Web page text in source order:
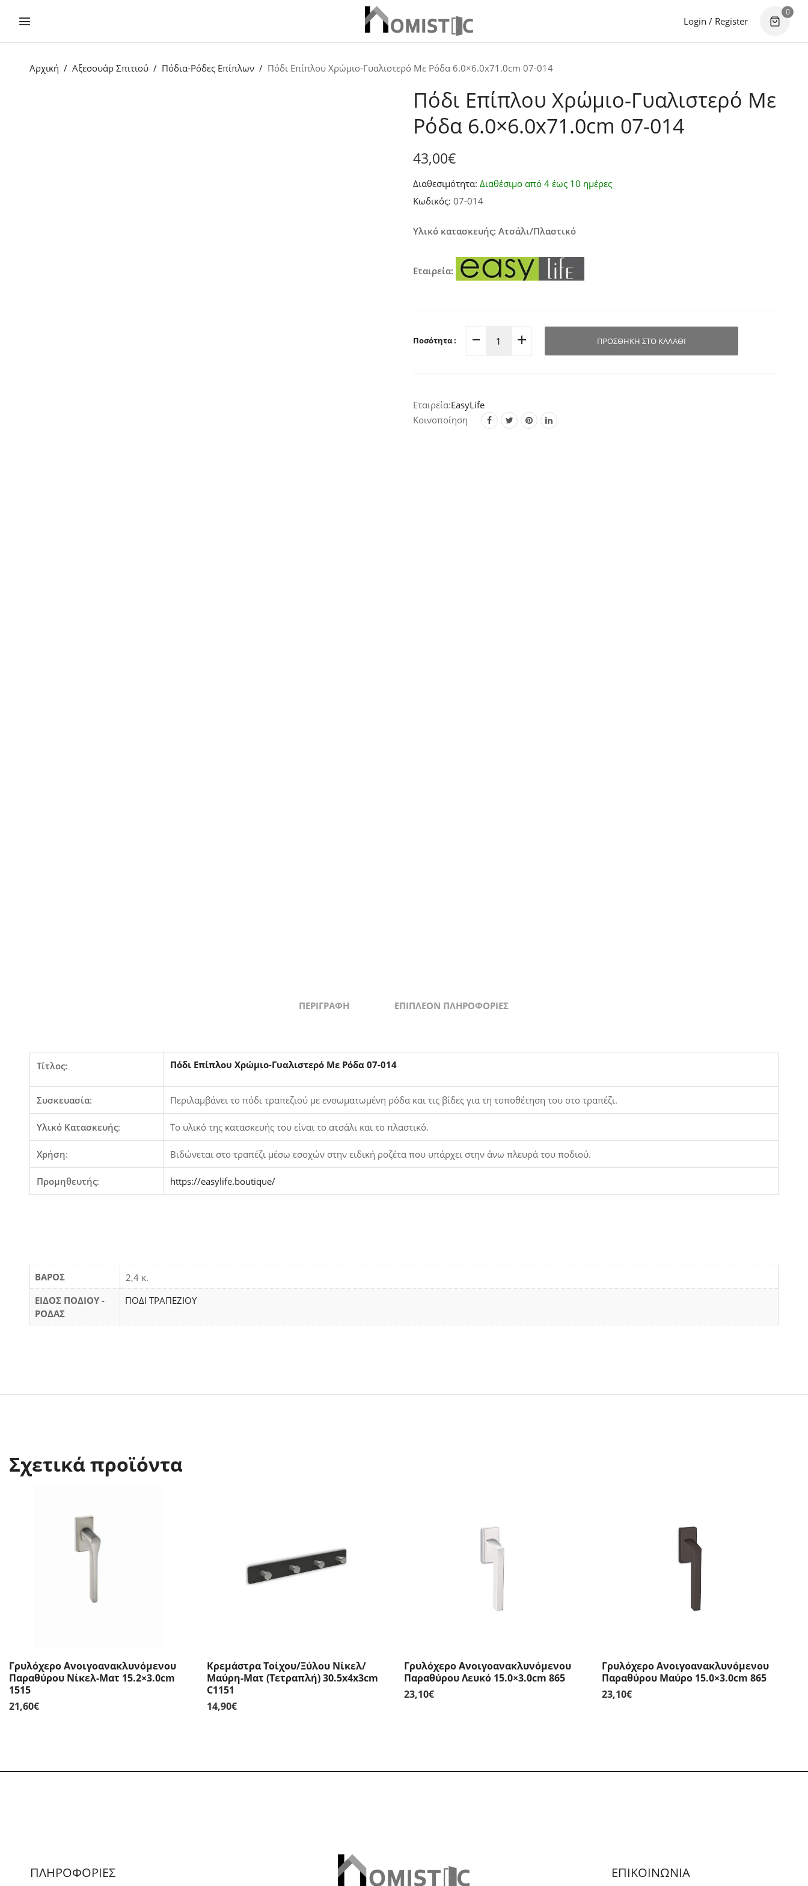
Login / Register
0
Αρχική Αξεσουάρ Σπιτιού Πόδια-Ρόδες Επίπλων Πόδι Επίπλου Χρώμιο-Γυαλιστερό Με Ρόδα 6.0×6.0x71.0cm 07-014
Πόδι Επίπλου Χρώμιο-Γυαλιστερό Με
Ρόδα 6.0×6.0x71.0cm 07-014
43,00€
Διαθεσιμότητα: Διαθέσιμο από 4 έως 10 ημέρες
Κωδικός: 07-014
Υλικό κατασκευής: Ατσάλι/Πλαστικό
Εταιρεία:
Ποσότητα :
Πόδι
Ρόδα
ΠΡΟΣΘΉΚΗ ΣΤΟ ΚΑΛΆΘΙ
EasyLife
Κοινοποίηση
ΠΕΡΙΓΡΑΦΉ ΕΠΙΠΛΈΟΝ ΠΛΗΡΟΦΟΡΊΕΣ
Τίτλος: Πόδι Επίπλου Χρώμιο-Γυαλιστερό Με Ρόδα 07-014
Συσκευασία: Περιλαμβάνει το πόδι τραπεζιού με ενσωματωμένη ρόδα και τις βίδες για τη τοποθέτηση του στο τραπέζι.
Υλικό Κατασκευής: Το υλικό της κατασκευής του είναι το ατσάλι και το πλαστικό.
Χρήση: Βιδώνεται στο τραπέζι μέσω εσοχών στην ειδική ροζέτα που υπάρχει στην άνω πλευρά του ποδιού.
Προμηθευτής: https://easylife.boutique/
ΒΆΡΟΣ
2,4 κ.
ΕΙΔΟΣ ΠΟΔΙΟΥ -
ΡΟΔΑΣ
ΠΟΔΙ ΤΡΑΠΕΖΙΟΥ
Σχετικά προϊόντα
Γρυλόχερο Ανοιγοανακλυνόμενου
Παραθύρου Νίκελ-Ματ 15.2×3.0cm
1515
21,60€
Κρεμάστρα Τοίχου/Ξύλου Νίκελ/
Μαύρη-Ματ (Τετραπλή) 30.5x4x3cm
C1151
14,90€
Γρυλόχερο Ανοιγοανακλυνόμενου
Παραθύρου Λευκό 15.0×3.0cm 865
23,10€
Γρυλόχερο Ανοιγοανακλυνόμενου
Παραθύρου Μαύρο 15.0×3.0cm 865
23,10€
ΠΛΗΡΟΦΟΡΙΕΣ ΕΠΙΚΟΙΝΩΝΙΑ